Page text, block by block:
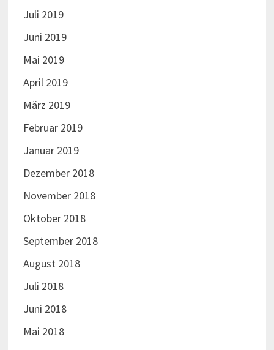
Juli 2019
Juni 2019
Mai 2019
April 2019
März 2019
Februar 2019
Januar 2019
Dezember 2018
November 2018
Oktober 2018
September 2018
August 2018
Juli 2018
Juni 2018
Mai 2018